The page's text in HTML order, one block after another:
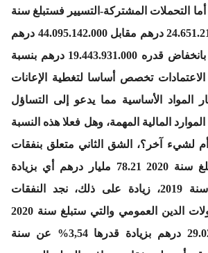
قدرها 7,01%، أما التحملات المشتركة-التسيير فستبلغ سنة
2020 ما قدره 24.651.211.000 درهم مقابل 44.095.142.000 درهم
برسم سنة 2019 أي بانخفاض قدره 19.443.931.000 درهم بنسبة
هذه الاعتمادات تخصص أساسا لتغطية الإعانات
المواد الأساسية مما يدعو إلى التساؤل
المالية المهمة، وهل فعلا هذه النسبة
لشيء آخر؟، الشق الثاني متعلق بنفقات
الاستثمار والتي ستبلغ سنة 2020 78.21 مليار درهم أي بزيادة
قدرها 6,59 %عن سنة 2019، زيادة على ذلك، نجد النفقات
المتعلقة بفوائد وعمولات الدين العمومي والتي ستبلغ سنة 2020
ما يناهز 29.023.019.000 درهم بزيادة قدرها 3,54% عن سنة